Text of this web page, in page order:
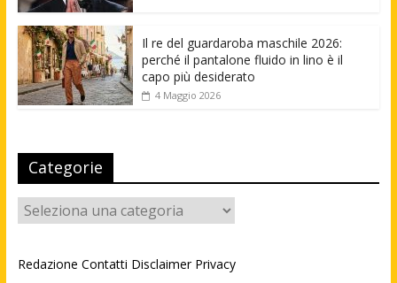
Il re del guardaroba maschile 2026:
perché il pantalone fluido in lino è il
capo più desiderato
4 Maggio 2026
Categorie
Categorie
Redazione Contatti Disclaimer Privacy